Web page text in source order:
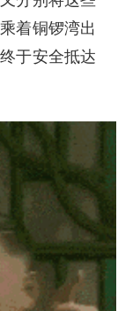
着铜锣湾出
于安全抵达